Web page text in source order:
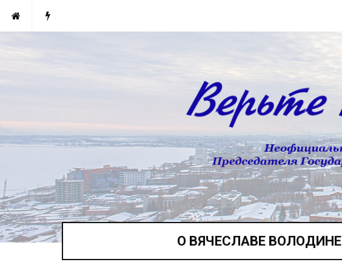
О ВЯЧЕСЛАВЕ ВОЛОДИНЕ